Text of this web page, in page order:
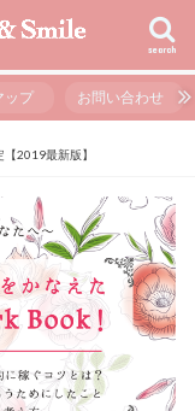
search
ップ お問い合わせ
2019最新版】